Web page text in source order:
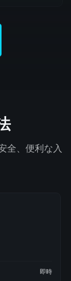
全、便利な入
即時